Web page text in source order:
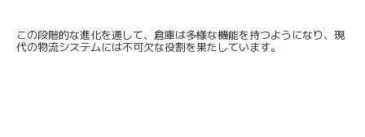
この段階的な進化を通して、倉庫は多様な機能を持つようになり、 現
代の物流システムには不可欠な役割を果たしています。